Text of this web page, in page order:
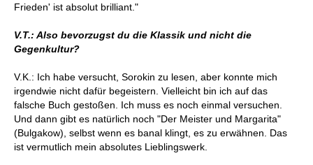
Frieden' ist absolut brilliant."
V.T.: Also bevorzugst du die Klassik und nicht die
Gegenkultur?
V.K.: Ich habe versucht, Sorokin zu lesen, aber konnte mich
irgendwie nicht dafür begeistern. Vielleicht bin ich auf das
falsche Buch gestoßen. Ich muss es noch einmal versuchen.
Und dann gibt es natürlich noch "Der Meister und Margarita"
(Bulgakow), selbst wenn es banal klingt, es zu erwähnen. Das
ist vermutlich mein absolutes Lieblingswerk.